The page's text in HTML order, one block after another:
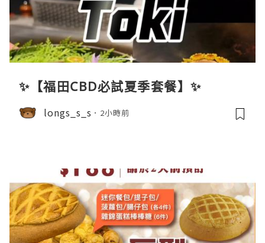
✨【福田CBD必試夏季套餐】✨
longs_s_s 2小時前